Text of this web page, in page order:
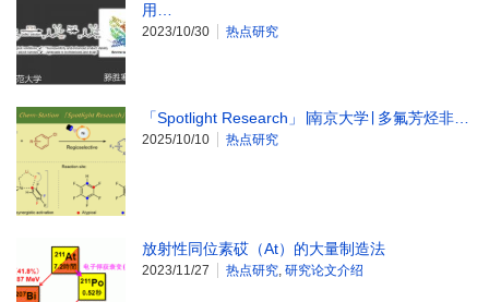
用…
2023/10/30 热点研究
「Spotlight Research」∣南京大学∣ 多氟芳烃非…
2025/10/10 热点研究
放射性同位素砹（At）的大量制造法
2023/11/27 热点研究, 研究论文介绍